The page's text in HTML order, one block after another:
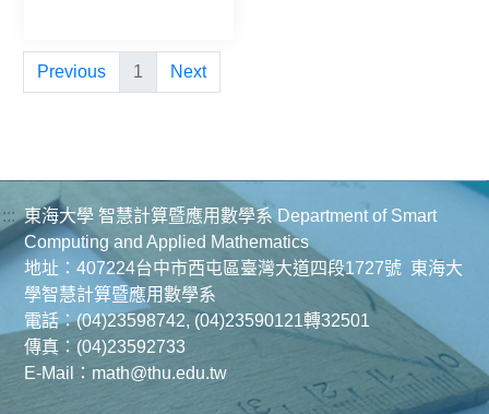
Previous 1 Next
::: 東海大學 智慧計算暨應用數學系 Department of Smart
Computing and Applied Mathematics
地址：407224台中市西屯區臺灣大道四段1727號 東海大
學智慧計算暨應用數學系
電話：(04)23598742, (04)23590121轉32501
傳真：(04)23592733
E-Mail：math@thu.edu.tw